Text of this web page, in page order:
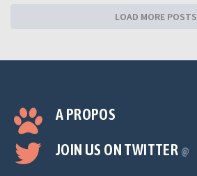
LOAD MORE POSTS
A PROPOS
JOIN US ON TWITTER @